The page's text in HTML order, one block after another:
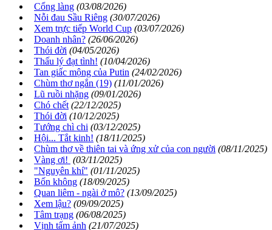
Cổng làng (03/08/2026)
Nỗi đau Sầu Riêng (30/07/2026)
Xem trực tiếp World Cup (03/07/2026)
Doanh nhân? (26/06/2026)
Thói đời (04/05/2026)
Thấu lý đạt tình! (10/04/2026)
Tan giấc mộng của Putin (24/02/2026)
Chùm thơ ngắn (19) (11/01/2026)
Lũ ruồi nhặng (09/01/2026)
Chó chết (22/12/2025)
Thói đời (10/12/2025)
Tướng chì chi (03/12/2025)
Hội... Tắt kinh! (18/11/2025)
Chùm thơ về thiên tai và ứng xử của con người (08/11/2025)
Vàng ơi! (03/11/2025)
"Nguyên khí" (01/11/2025)
Bốn không (18/09/2025)
Quan liêm - ngài ở mô? (13/09/2025)
Xem lậu? (09/09/2025)
Tâm trạng (06/08/2025)
Vịnh tấm ảnh (21/07/2025)